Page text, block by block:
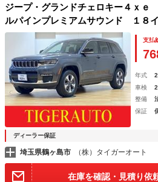
ジープ・グランドチェロキー４ｘ
ルパインプレミアムサウンド １８
ートヒーター＆ベンチレーション
ブクルーズコントロール パワーリ
テアリングホイール
支払
年式
車検
整備
保証
ディーラー保証
埼玉県鶴ヶ島市 （株）タイガーオート
在庫を確認・見積り依